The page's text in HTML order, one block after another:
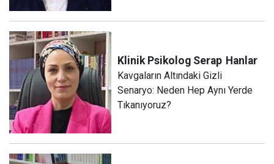
Klinik Psikolog Serap Hanlar
Kavgaların Altındaki Gizli
Senaryo: Neden Hep Aynı Yerde
Tıkanıyoruz?